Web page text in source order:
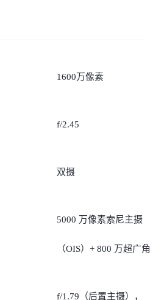
1600万像素
f/2.45
双摄
5000 万像素索尼主摄
（OIS）+ 800 万超广角
f/1.79（后置主摄），